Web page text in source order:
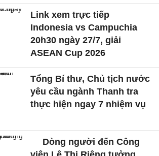
Link xem trực tiếp
Indonesia vs Campuchia
20h30 ngày 27/7, giải
ASEAN Cup 2026
Tổng Bí thư, Chủ tịch nước
yêu cầu ngành Thanh tra
thực hiện ngay 7 nhiệm vụ
Dòng người đến Công